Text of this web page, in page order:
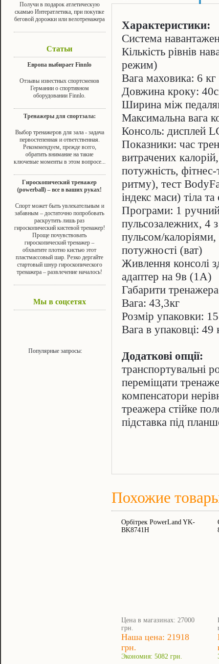
Получи в подарок атлетическую
скамью Интератлетика, при покупке
беговой дорожки или велотренажера
Статьи
Европа выбирает Finnlo
Отзывы известных спортсменов
Германии о спортивном
оборудовании Finnlo.
Тренажеры для спортзала:
Выбор тренажеров для зала - задача
первостепенная и ответственная.
Рекоммендуем, прежде всего,
обратить внимание на такие
ключевые моменты в этом вопросе...
Гироскопический тренажер
(powerball) – все в ваших руках!
Спорт может быть увлекательным и
забавным – достаточно попробовать
раскрутить лишь раз
гироскопический кистевой тренажер!
Проще почувствовать
гироскопический тренажер –
обхватите плотно кистью этот
пластмассовый шар. Резко дергайте
стартовый шнур гироскопического
тренажера – развлечение началось!
Мы в соцсетях
Популярные запросы:
Характеристики:
Система
Кількість рівнів
режим)
Вага маховика: 6 кг
Довжина кроку:
Ширина між
Максимальна вага
Консоль: дисплей
Показники: час
витрачених
потужність,
ритму), тест
індекс маси) тіла
Програми: 1
пульсозалежних, 4
пульсом/
потужності (ват)
Живлення консолі
адаптер на 9в (1А)
Габарити
Вага: 43,3кг
Розмір упаковки:
Вага в упаковці: 49
Додаткові опції:
транспортувальні
переміщати
компенсатори
треажера стійке
підставка під
Похожие
Орбітрек PowerLand YK-
BK8741H
Цена в магазинах: 27000
грн.
Наша цена: 21918
грн.
Экономия: 5082 грн.